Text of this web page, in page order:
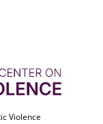
Violence